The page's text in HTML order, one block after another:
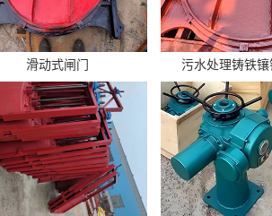
滑动式闸门 污水处理铸铁镶